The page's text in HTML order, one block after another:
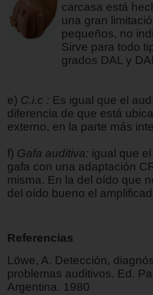
carcasa está
una gran
pequeños, no
Sirve para todo
grados DAL y
e) C.i.c : Es igual que el
diferencia de que está
externo, en la parte más
f) Gafa auditiva: igual que
gafa con una adaptación
misma. En la del oído que
del oído bueno el
Referencias
Löwe, A. Detección,
problemas auditivos. Ed.
Argentina. 1980